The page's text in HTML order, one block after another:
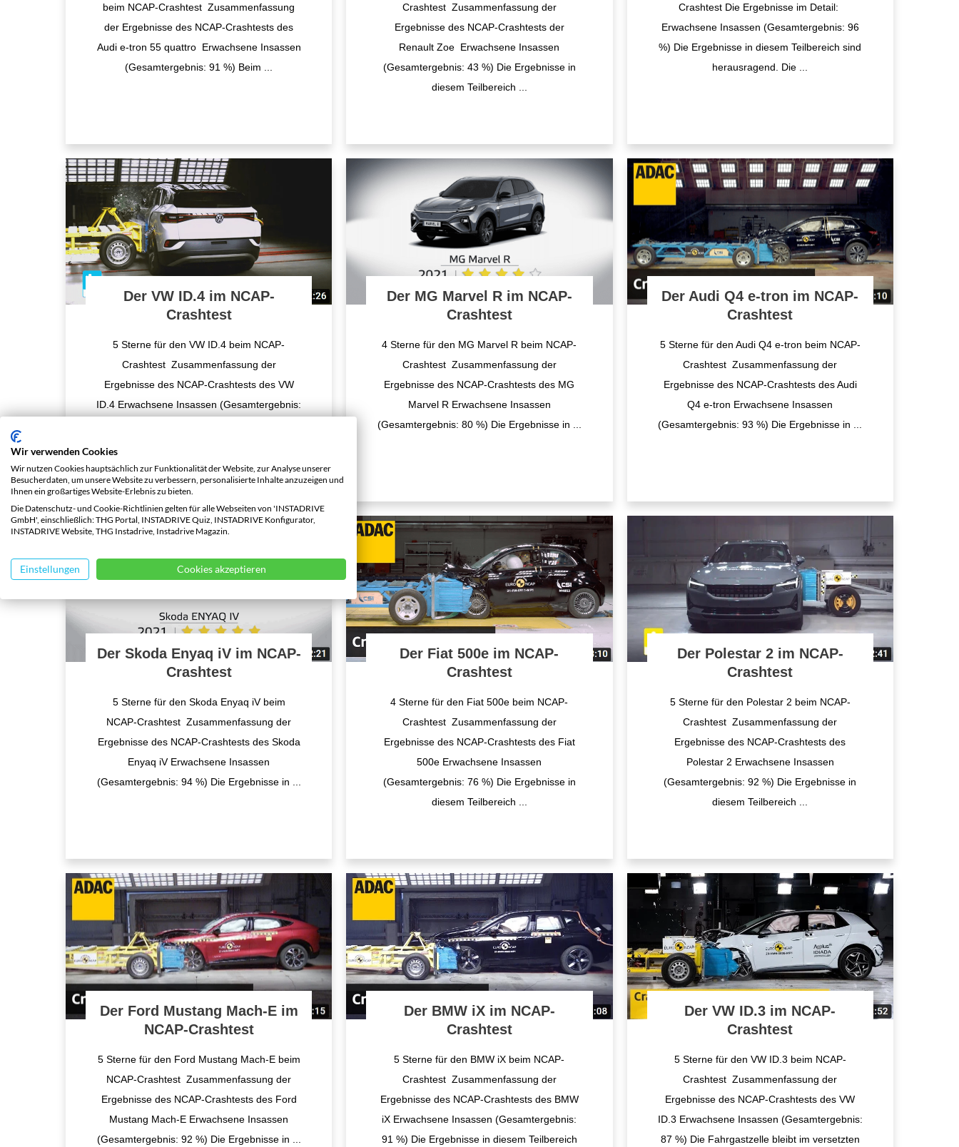
beim NCAP-Crashtest Zusammenfassung
der Ergebnisse des NCAP-Crashtests des
Audi e-tron 55 quattro Erwachsene Insassen
(Gesamtergebnis: 91 %) Beim
Crashtest Zusammenfassung der
Ergebnisse des NCAP-Crashtests der
Renault Zoe Erwachsene Insassen
(Gesamtergebnis: 43 %) Die Ergebnisse in
diesem Teilbereich
Crashtest Die Ergebnisse im Detail: ​
Erwachsene Insassen (Gesamtergebnis: 96
%) Die Ergebnisse in diesem Teilbereich sind
herausragend. Die
Der VW ID.4 im NCAP-
Crashtest
5 Sterne für den VW ID.4 beim NCAP-
Crashtest Zusammenfassung der
Ergebnisse des NCAP-Crashtests des VW
ID.4 Erwachsene Insassen (Gesamtergebnis:
Der MG Marvel R im NCAP-
Crashtest
4 Sterne für den MG Marvel R beim NCAP-
Crashtest Zusammenfassung der
Ergebnisse des NCAP-Crashtests des MG
Marvel R Erwachsene Insassen
(Gesamtergebnis: 80 %) Die Ergebnisse in
Der Audi Q4 e-tron im NCAP-
Crashtest
5 Sterne für den Audi Q4 e-tron beim NCAP-
Crashtest Zusammenfassung der
Ergebnisse des NCAP-Crashtests des Audi
Q4 e-tron Erwachsene Insassen
(Gesamtergebnis: 93 %) Die Ergebnisse in
Der Skoda Enyaq iV im NCAP-
Crashtest
5 Sterne für den Skoda Enyaq iV beim
NCAP-Crashtest Zusammenfassung der
Ergebnisse des NCAP-Crashtests des Skoda
Enyaq iV Erwachsene Insassen
(Gesamtergebnis: 94 %) Die Ergebnisse in
Der Fiat 500e im NCAP-
Crashtest
4 Sterne für den Fiat 500e beim NCAP-
Crashtest Zusammenfassung der
Ergebnisse des NCAP-Crashtests des Fiat
500e Erwachsene Insassen
(Gesamtergebnis: 76 %) Die Ergebnisse in
diesem Teilbereich
Der Polestar 2 im NCAP-
Crashtest
5 Sterne für den Polestar 2 beim NCAP-
Crashtest Zusammenfassung der
Ergebnisse des NCAP-Crashtests des
Polestar 2 Erwachsene Insassen
(Gesamtergebnis: 92 %) Die Ergebnisse in
diesem Teilbereich
Der Ford Mustang Mach-E im
NCAP-Crashtest
5 Sterne für den Ford Mustang Mach-E beim
NCAP-Crashtest Zusammenfassung der
Ergebnisse des NCAP-Crashtests des Ford
Mustang Mach-E Erwachsene Insassen
(Gesamtergebnis: 92 %) Die Ergebnisse in
Der BMW iX im NCAP-
Crashtest
5 Sterne für den BMW iX beim NCAP-
Crashtest Zusammenfassung der
Ergebnisse des NCAP-Crashtests des BMW
iX Erwachsene Insassen (Gesamtergebnis:
91 %) Die Ergebnisse in diesem Teilbereich
Der VW ID.3 im NCAP-
Crashtest
5 Sterne für den VW ID.3 beim NCAP-
Crashtest Zusammenfassung der
Ergebnisse des NCAP-Crashtests des VW
ID.3 Erwachsene Insassen (Gesamtergebnis:
87 %) Die Fahrgastzelle bleibt im versetzten
Wir verwenden Cookies
Wir nutzen Cookies hauptsächlich zur Funktionalität der Website, zur Analyse unserer
Besucherdaten, um unsere Website zu verbessern, personalisierte Inhalte anzuzeigen und
Ihnen ein großartiges Website-Erlebnis zu bieten.
Die Datenschutz- und Cookie-Richtlinien gelten für alle Webseiten von 'INSTADRIVE
GmbH', einschließlich: THG Portal, INSTADRIVE Quiz, INSTADRIVE Konfigurator,
INSTADRIVE Website, THG Instadrive, Instadrive Magazin.
Einstellungen Cookies akzeptieren